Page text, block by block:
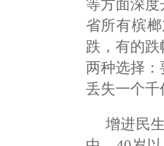
等方面深
省所有槟
跌，有的
两种选择
丢失一个
增进民